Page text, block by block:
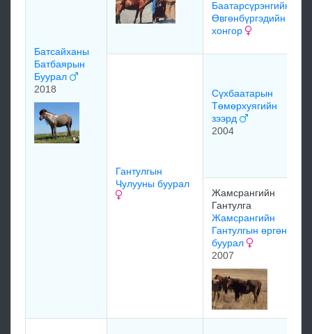
Батсайханы
Батбаярын
Буурал
2018
Баатарсүрэнгийн
Өвгөнбүргэдийн
хонгор
Гантулгын
Чулууны буурал
Сүхбаатарын
Төмөрхуягийн
зээрд
2004
Жамсрангийн
Гантулга
Жамсрангийн
Гантулгын өргөн
буурал
2007